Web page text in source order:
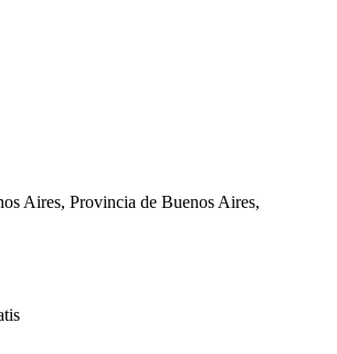
Aires, Provincia de Buenos Aires,